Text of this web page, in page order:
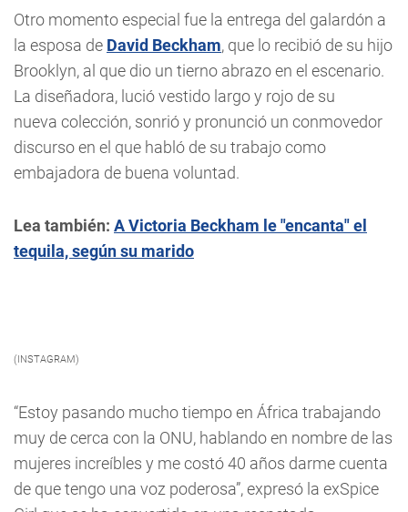
Otro momento especial fue la entrega del galardón a
la esposa de David Beckham, que lo recibió de su hijo
Brooklyn, al que dio un tierno abrazo en el escenario.
La diseñadora, lució vestido largo y rojo de su
nueva colección, sonrió y pronunció un conmovedor
discurso en el que habló de su trabajo como
embajadora de buena voluntad.
Lea también: A Victoria Beckham le "encanta" el
tequila, según su marido
(INSTAGRAM)
“Estoy pasando mucho tiempo en África trabajando
muy de cerca con la ONU, hablando en nombre de las
mujeres increíbles y me costó 40 años darme cuenta
de que tengo una voz poderosa”, expresó la exSpice